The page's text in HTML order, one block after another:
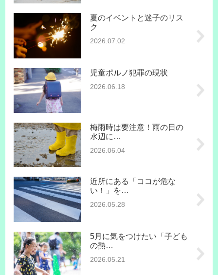
夏のイベントと迷子のリス
ク
2026.07.02
児童ポルノ犯罪の現状
2026.06.18
梅雨時は要注意！雨の日の
水辺に…
2026.06.04
近所にある「ココが危な
い！」を…
2026.05.28
5月に気をつけたい「子ども
の熱…
2026.05.21